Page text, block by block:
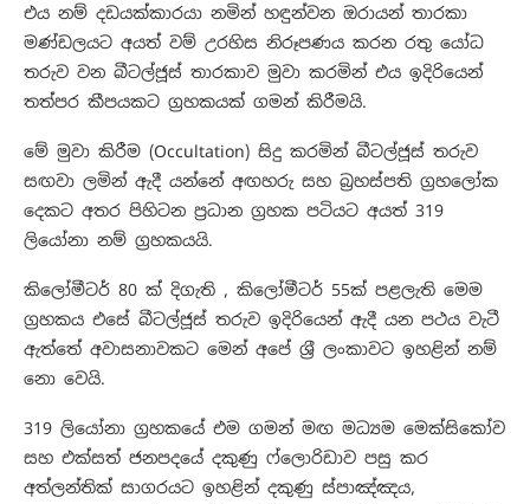
එය නම් දඩයක්කාරයා නමින් හඳුන්වන ඔරායන් තාරකා
මණ්ඩලයට අයත් වම් උරහිස නිරූපණය කරන රතු යෝධ
තරුව වන බීටල්ජූස් තාරකාව මුවා කරමින් එය ඉදිරියෙන්
තත්පර කීපයකට ග්‍රහකයක් ගමන් කිරීමයි.
මේ මුවා කිරීම (Occultation) සිදු කරමින් බීටල්ජූස් තරුව
සඟවා ලමින් ඇදී යන්නේ අඟහරු සහ බ්‍රහස්පති ග්‍රහලෝක
දෙකට අතර පිහිටන ප්‍රධාන ග්‍රහක පටියට අයත් 319
ලියෝනා නම් ග්‍රහකයයි.
කිලෝමීටර් 80 ක් දිගැති , කිලෝමීටර් 55ක් පළලැති මෙම
ග්‍රහකය එසේ බීටල්ජූස් තරුව ඉදිරියෙන් ඇදී යන පථය වැටී
ඇත්තේ අවාසනාවකට මෙන් අපේ ශ්‍රී ලංකාවට ඉහළින් නම්
නො වෙයි.
319 ලියෝනා ග්‍රහකයේ එම ගමන් මඟ මධ්‍යම මෙක්සිකෝව
සහ එක්සත් ජනපදයේ දකුණු ෆ්ලොරිඩාව පසු කර
අත්ලන්තික් සාගරයට ඉහළින් දකුණු ස්පාඤ්ඤය,